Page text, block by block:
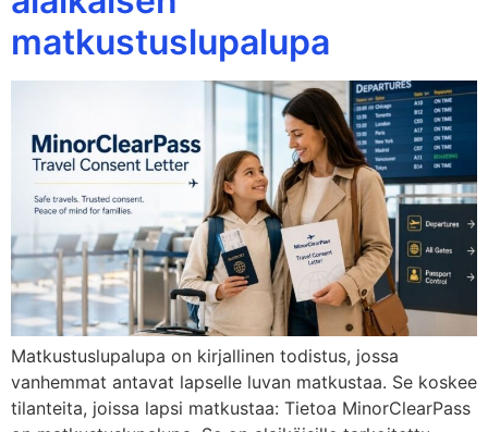
matkustuslupalupa
Matkustuslupalupa on kirjallinen todistus, jossa
vanhemmat antavat lapselle luvan matkustaa. Se koskee
tilanteita, joissa lapsi matkustaa: Tietoa MinorClearPass